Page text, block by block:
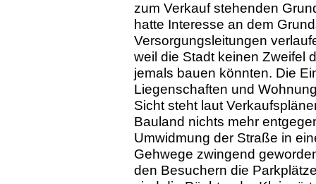
zum Verkauf stehenden
hatte Interesse an dem
Versorgungsleitungen
weil die Stadt keinen Zweifel
jemals bauen könnten. Die
Liegenschaften und
Sicht steht laut
Bauland nichts mehr
Umwidmung der Straße in
Gehwege zwingend
den Besuchern die